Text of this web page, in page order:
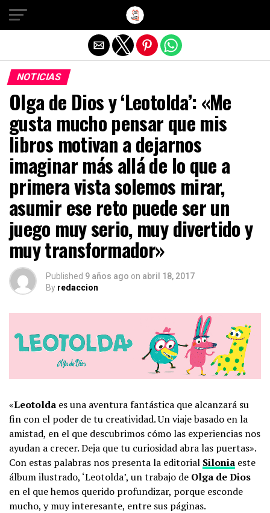
NOTICIAS
Olga de Dios y ‘Leotolda’: «Me
gusta mucho pensar que mis
libros motivan a dejarnos
imaginar más allá de lo que a
primera vista solemos mirar,
asumir ese reto puede ser un
juego muy serio, muy divertido y
muy transformador»
Published 9 años ago on abril 18, 2017
By redaccion
«Leotolda es una aventura fantástica que alcanzará su
fin con el poder de tu creatividad. Un viaje basado en la
amistad, en el que descubrimos cómo las experiencias nos
ayudan a crecer. Deja que tu curiosidad abra las puertas».
Con estas palabras nos presenta la editorial Silonia este
álbum ilustrado, ‘Leotolda’, un trabajo de Olga de Dios
en el que hemos querido profundizar, porque esconde
mucho, y muy interesante, entre sus páginas.
Salir de la versión móvil